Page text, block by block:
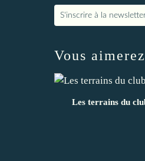
S'inscrire à la
Vous
Les terrains du